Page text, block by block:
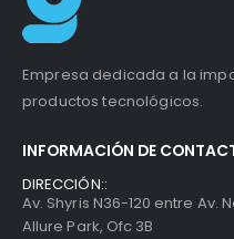
Empresa dedicada a la
productos tecnológicos.
INFORMACIÓN DE
DIRECCIÓN::
Av. Shyris N36-120 entre Av.
Allure Park, Ofc 3B